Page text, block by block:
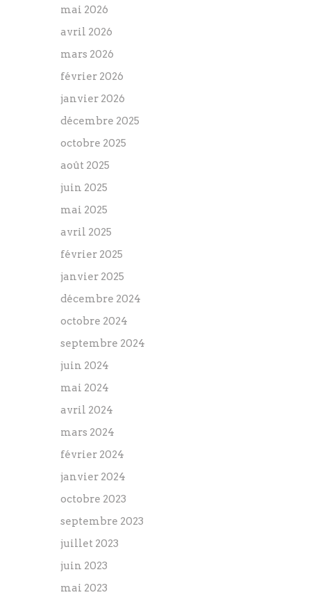
mai 2026
avril 2026
mars 2026
février 2026
janvier 2026
décembre 2025
octobre 2025
août 2025
juin 2025
mai 2025
avril 2025
février 2025
janvier 2025
décembre 2024
octobre 2024
septembre 2024
juin 2024
mai 2024
avril 2024
mars 2024
février 2024
janvier 2024
octobre 2023
septembre 2023
juillet 2023
juin 2023
mai 2023